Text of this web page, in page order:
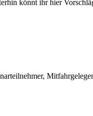
könnt ihr hier